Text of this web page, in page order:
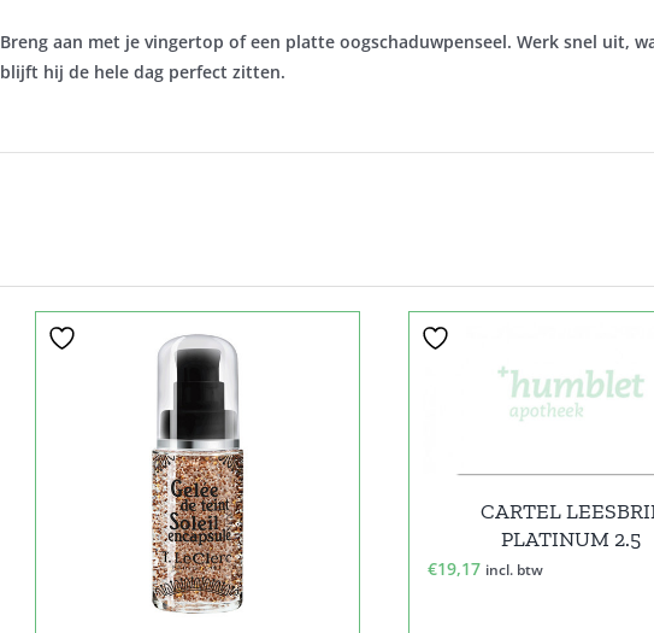
Breng aan met je vingertop of een platte oogschaduwpenseel. Werk snel uit,
blijft hij de hele dag perfect zitten.
CARTEL
PLATINUM 2.5
€19,17 incl. btw